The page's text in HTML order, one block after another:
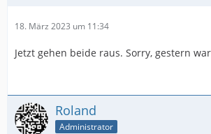
18. März 2023 um 11:34
Jetzt gehen beide raus. Sorry, gestern
Roland
Administrator